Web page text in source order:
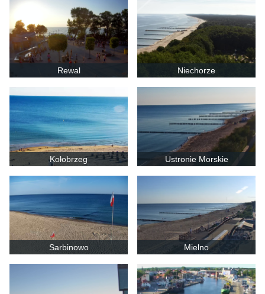
Rewal Niechorze
Kołobrzeg Ustronie Morskie
Sarbinowo Mielno